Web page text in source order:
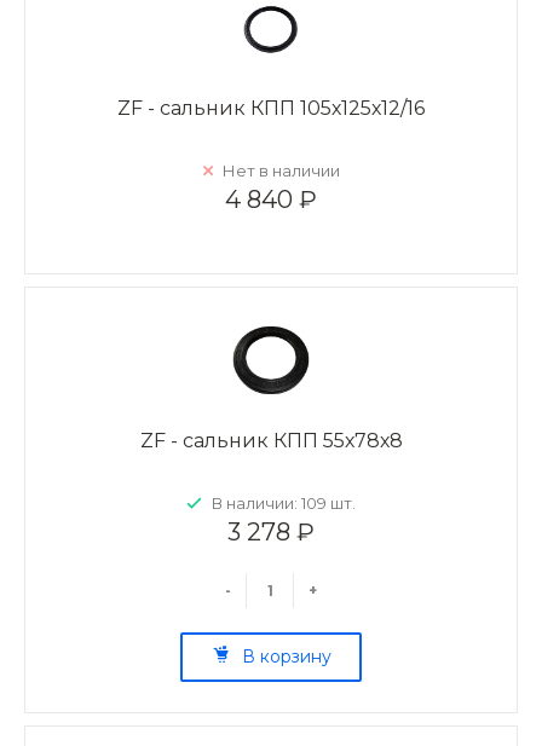
ZF - сальник КПП 105х125х12/16
Нет в наличии
4 840 ₽
ZF - сальник КПП 55х78х8
В наличии: 109 шт.
3 278 ₽
- +
В корзину